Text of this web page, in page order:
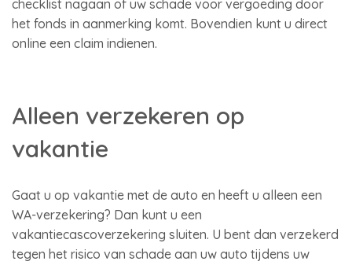
checklist nagaan of uw schade voor vergoeding door
het fonds in aanmerking komt. Bovendien kunt u direct
online een claim indienen.
Alleen verzekeren op
vakantie
Gaat u op vakantie met de auto en heeft u alleen een
WA-verzekering? Dan kunt u een
vakantiecascoverzekering sluiten. U bent dan verzekerd
tegen het risico van schade aan uw auto tijdens uw